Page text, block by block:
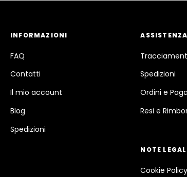
INFORMAZIONI
FAQ
Contatti
Il mio account
Blog
Spedizioni
Spedizioni
Ordini e
Resi e
NOTE
Cookie Policy